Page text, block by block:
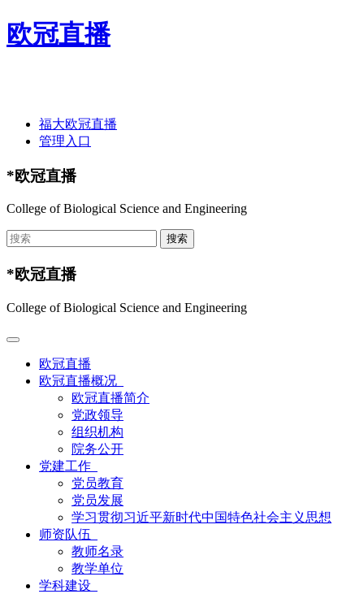
欧冠直播
福大欧冠直播
管理入口
*欧冠直播
College of Biological Science and Engineering
*欧冠直播
College of Biological Science and Engineering
欧冠直播
欧冠直播概况
欧冠直播简介
党政领导
组织机构
院务公开
党建工作
党员教育
党员发展
学习贯彻习近平新时代中国特色社会主义思想
师资队伍
教师名录
教学单位
学科建设